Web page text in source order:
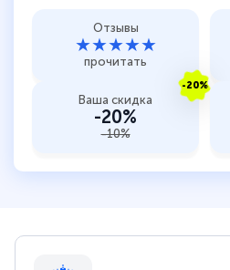
Отзывы
★★★★★
прочитать
-20%
Ваша скидка
-20%
-10%